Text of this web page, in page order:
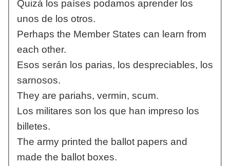
Quizá los países podamos aprender los
unos de los otros.
Perhaps the Member States can learn from
each other.
Esos serán los parias, los despreciables, los
sarnosos.
They are pariahs, vermin, scum.
Los militares son los que han impreso los
billetes.
The army printed the ballot papers and
made the ballot boxes.